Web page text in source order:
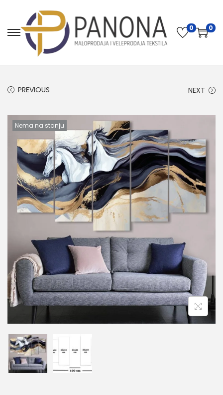
0 0
PREVIOUS NEXT
Nema na stanju